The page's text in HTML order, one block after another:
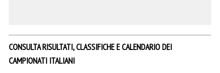
CONSULTA RISULTATI, CLASSIFICHE E CALENDARIO DEI
CAMPIONATI ITALIANI